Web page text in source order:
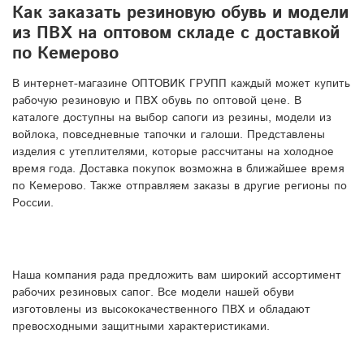
Как заказать резиновую обувь и модели
из ПВХ на оптовом складе с доставкой
по Кемерово
В интернет-магазине ОПТОВИК ГРУПП каждый может купить
рабочую резиновую и ПВХ обувь по оптовой цене. В
каталоге доступны на выбор сапоги из резины, модели из
войлока, повседневные тапочки и галоши. Представлены
изделия с утеплителями, которые рассчитаны на холодное
время года. Доставка покупок возможна в ближайшее время
по Кемерово. Также отправляем заказы в другие регионы по
России.
Наша компания рада предложить вам широкий ассортимент
рабочих резиновых сапог. Все модели нашей обуви
изготовлены из высококачественного ПВХ и обладают
превосходными защитными характеристиками.